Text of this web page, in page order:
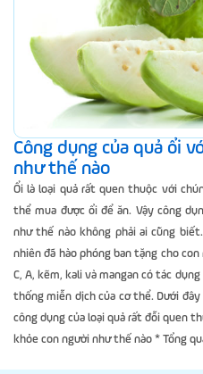
Công dụng của quả ổi
như thế nào
Ổi là loại quả rất quen thuộc với
thể mua được ổi để ăn. Vậy công
như thế nào không phải ai cũng
nhiên đã hào phóng ban tặng cho
C, A, kẽm, kali và mangan có tác
thống miễn dịch của cơ thể. Dưới
công dụng của loại quả rất đỗi quen
khỏe con người như thế nào * Tổng